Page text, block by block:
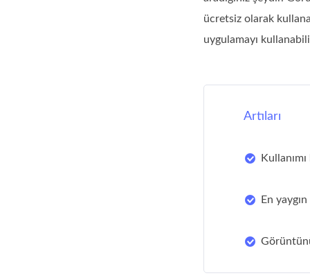
ücretsiz olarak
uygulamayı
Artıları
En